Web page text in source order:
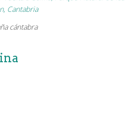
cántabra